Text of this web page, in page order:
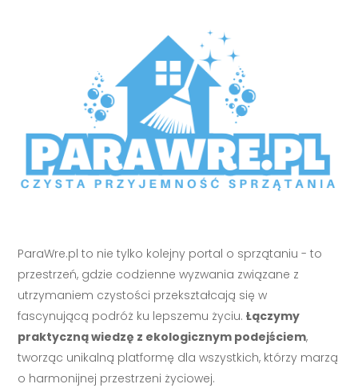
ParaWre.pl to nie tylko kolejny portal o sprzątaniu - to
przestrzeń, gdzie codzienne wyzwania związane z
utrzymaniem czystości przekształcają się w
fascynującą podróż ku lepszemu życiu.Łączymy
praktyczną wiedzę z ekologicznym podejściem,
tworząc unikalną platformę dla wszystkich, którzy marzą
o harmonijnej przestrzeni życiowej.